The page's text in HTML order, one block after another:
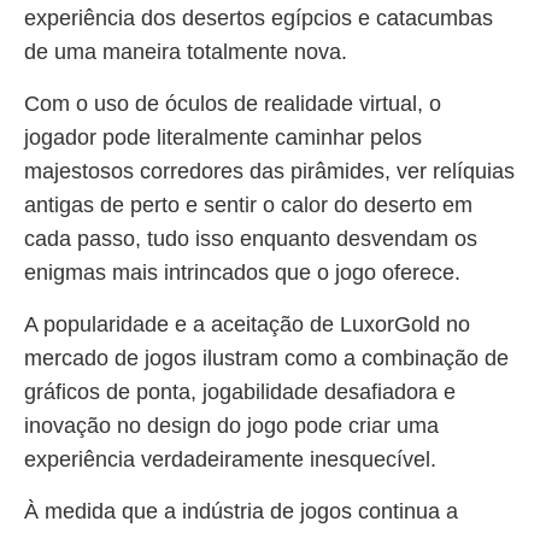
experiência dos desertos egípcios e catacumbas
de uma maneira totalmente nova.
Com o uso de óculos de realidade virtual, o
jogador pode literalmente caminhar pelos
majestosos corredores das pirâmides, ver relíquias
antigas de perto e sentir o calor do deserto em
cada passo, tudo isso enquanto desvendam os
enigmas mais intrincados que o jogo oferece.
A popularidade e a aceitação de LuxorGold no
mercado de jogos ilustram como a combinação de
gráficos de ponta, jogabilidade desafiadora e
inovação no design do jogo pode criar uma
experiência verdadeiramente inesquecível.
À medida que a indústria de jogos continua a